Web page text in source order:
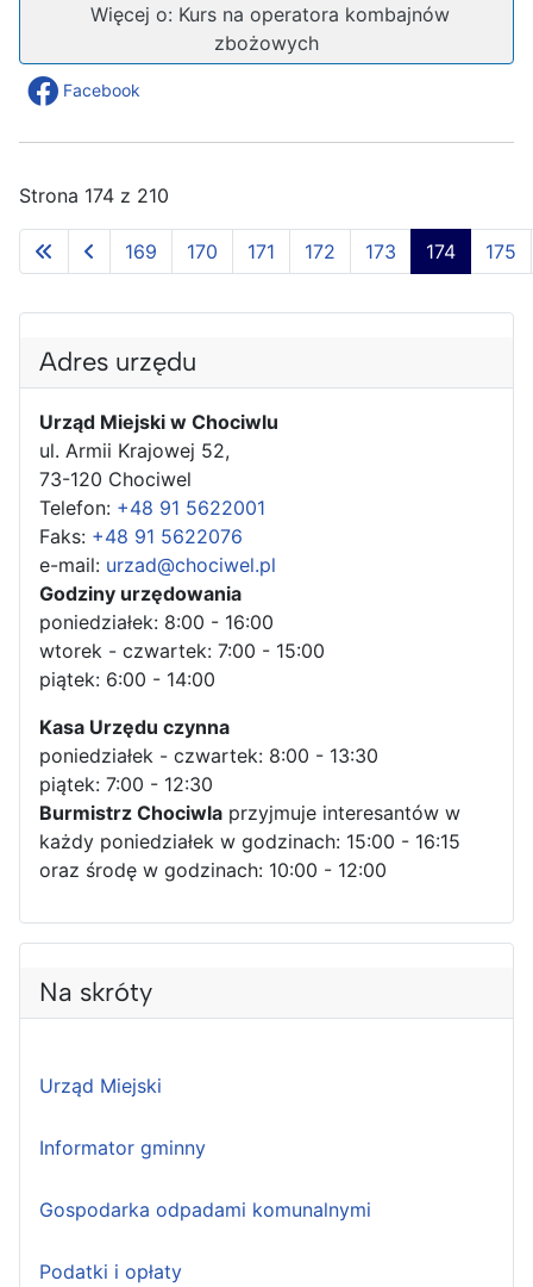
Więcej o: Kurs na operatora kombajnów
zbożowych
Facebook
Strona 174 z 210
169 170 171 172 173 174 175
Adres urzędu
Urząd Miejski w Chociwlu
ul. Armii Krajowej 52,
73-120 Chociwel
Telefon: +48 91 5622001
Faks: +48 91 5622076
e-mail: urzad@chociwel.pl
Godziny urzędowania
poniedziałek: 8:00 - 16:00
wtorek - czwartek: 7:00 - 15:00
piątek: 6:00 - 14:00
Kasa Urzędu czynna
poniedziałek - czwartek: 8:00 - 13:30
piątek: 7:00 - 12:30
Burmistrz Chociwla przyjmuje interesantów w
każdy poniedziałek w godzinach: 15:00 - 16:15
oraz środę w godzinach: 10:00 - 12:00
Na skróty
Urząd Miejski
Informator gminny
Gospodarka odpadami komunalnymi
Podatki i opłaty